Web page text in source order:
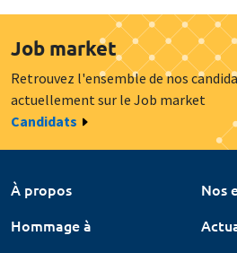
Job market
Retrouvez l'ensemble de nos
actuellement sur le Job market
Candidats
À propos
Nos
Hommage à